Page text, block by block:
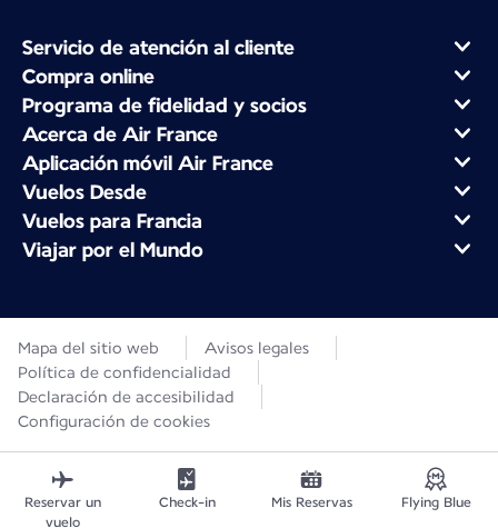
Servicio de atención al cliente
Compra online
Programa de fidelidad y socios
Acerca de Air France
Aplicación móvil Air France
Vuelos Desde
Vuelos para Francia
Viajar por el Mundo
Mapa del sitio web
Avisos legales
Política de confidencialidad
Declaración de accesibilidad
Configuración de cookies
Reservar un
vuelo
Check-in Mis Reservas Flying Blue